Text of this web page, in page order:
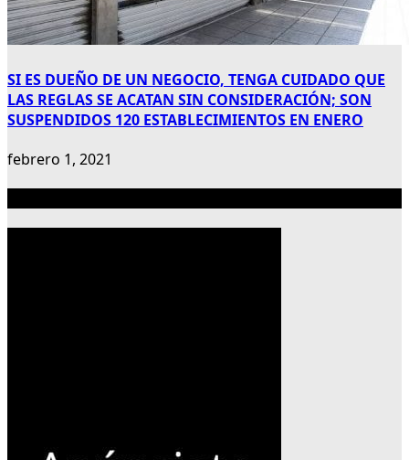
SI ES DUEÑO DE UN NEGOCIO, TENGA CUIDADO QUE
LAS REGLAS SE ACATAN SIN CONSIDERACIÓN; SON
SUSPENDIDOS 120 ESTABLECIMIENTOS EN ENERO
febrero 1, 2021